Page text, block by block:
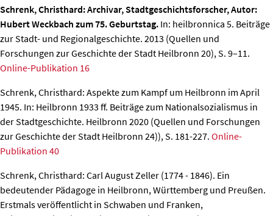
Schrenk, Christhard: Archivar, Stadtgeschichtsforscher, Autor:
Hubert Weckbach zum 75. Geburtstag. In: heilbronnica 5. Beiträge
zur Stadt- und Regionalgeschichte. 2013 (Quellen und
Forschungen zur Geschichte der Stadt Heilbronn 20), S. 9–11.
Online-Publikation 16
Schrenk, Christhard: Aspekte zum Kampf um Heilbronn im April
1945. In: Heilbronn 1933 ff. Beiträge zum Nationalsozialismus in
der Stadtgeschichte. Heilbronn 2020 (Quellen und Forschungen
zur Geschichte der Stadt Heilbronn 24)), S. 181-227. Online-
Publikation 40
Schrenk, Christhard: Carl August Zeller (1774 - 1846). Ein
bedeutender Pädagoge in Heilbronn, Württemberg und Preußen.
Erstmals veröffentlicht in Schwaben und Franken,